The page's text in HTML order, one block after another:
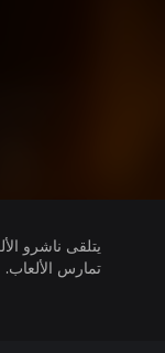
تمارس الألعاب.